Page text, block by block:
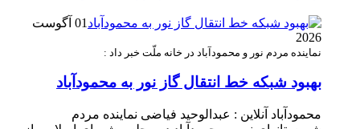
01 آگوست
2026
نماینده مردم نور و محمودآباد در خانه ملّت خبر داد :
بهبود شبکه خط انتقال گاز نور به محمودآباد
محمودآباد آنلاین : عبدالوحید فیاضی نماینده مردم